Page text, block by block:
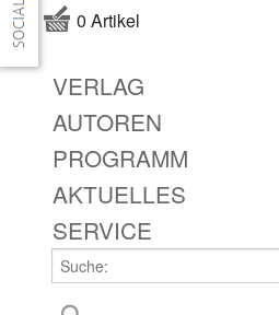
0 Artikel
VERLAG
AUTOREN
PROGRAMM
AKTUELLES
SERVICE